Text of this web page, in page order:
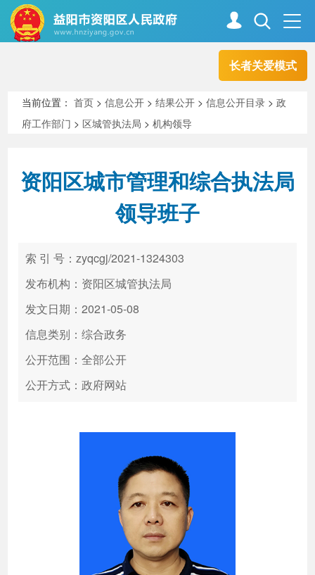
长者关爱模式
走进资阳
新闻中心 解读回应
政务服务
高效办成一件事
当前位置：首页 >信息公开 >结果公开 >信息公开目录 >政
府工作部门 > 区城管执法局 >机构领导
资阳区城市管理和综合执法局
领导班子
索 引 号：zyqcgj/2021-1324303
发布机构：资阳区城管执法局
发文日期：2021-05-08
信息类别：综合政务
公开范围：全部公开
公开方式：政府网站